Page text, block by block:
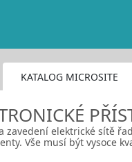
KATALOG MICROSITE
elektrické sítě
Vše musí být vysoce